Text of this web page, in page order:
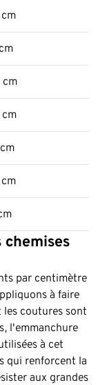
par centimètre
à faire
coutures sont
l'emmanchure
à cet
qui renforcent la
aux grandes